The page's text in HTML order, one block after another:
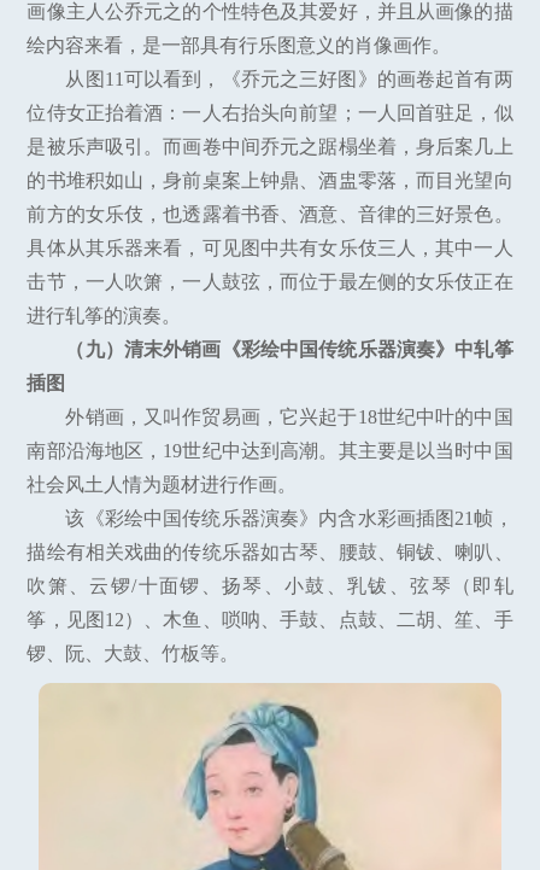
画像主人公乔元之的个性特色及其爱好，并且从画像的描
绘内容来看，是一部具有行乐图意义的肖像画作。
从图11可以看到，《乔元之三好图》的画卷起首有两
位侍女正抬着酒：一人右抬头向前望；一人回首驻足，似
是被乐声吸引。而画卷中间乔元之踞榻坐着，身后案几上
的书堆积如山，身前桌案上钟鼎、酒盅零落，而目光望向
前方的女乐伎，也透露着书香、酒意、音律的三好景色。
具体从其乐器来看，可见图中共有女乐伎三人，其中一人
击节，一人吹箫，一人鼓弦，而位于最左侧的女乐伎正在
进行轧筝的演奏。
（九）清末外销画《彩绘中国传统乐器演奏》中轧筝
插图
外销画，又叫作贸易画，它兴起于18世纪中叶的中国
南部沿海地区，19世纪中达到高潮。其主要是以当时中国
社会风土人情为题材进行作画。
该《彩绘中国传统乐器演奏》内含水彩画插图21帧，
描绘有相关戏曲的传统乐器如古琴、腰鼓、铜钹、喇叭、
吹箫、云锣/十面锣、扬琴、小鼓、乳钹、弦琴（即轧
筝，见图12）、木鱼、唢呐、手鼓、点鼓、二胡、笙、手
锣、阮、大鼓、竹板等。